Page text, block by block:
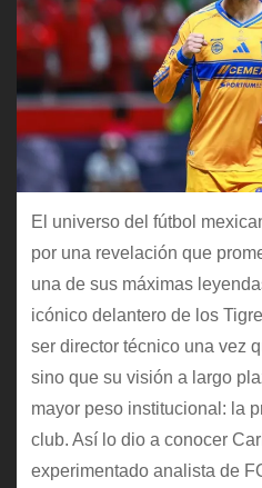
El universo del fútbol
por una revelación que
una de sus máximas
icónico delantero de los
ser director técnico una vez
sino que su visión a largo
mayor peso institucional: la
club. Así lo dio a conocer
experimentado analista de